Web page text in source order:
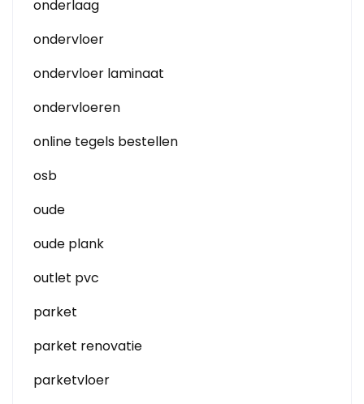
onderlaag
ondervloer
ondervloer laminaat
ondervloeren
online tegels bestellen
osb
oude
oude plank
outlet pvc
parket
parket renovatie
parketvloer